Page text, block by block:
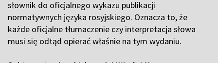
słownik do oficjalnego wykazu publikacji
normatywnych języka rosyjskiego. Oznacza to, że
każde oficjalne tłumaczenie czy interpretacja słowa
musi się odtąd opierać właśnie na tym wydaniu.